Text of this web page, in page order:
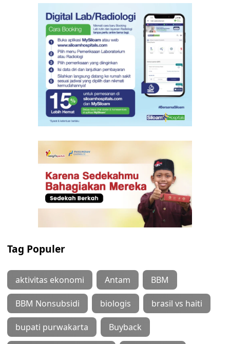
Tag Populer
aktivitas ekonomi Antam BBM
BBM Nonsubsidi biologis brasil vs haiti
bupati purwakarta Buyback